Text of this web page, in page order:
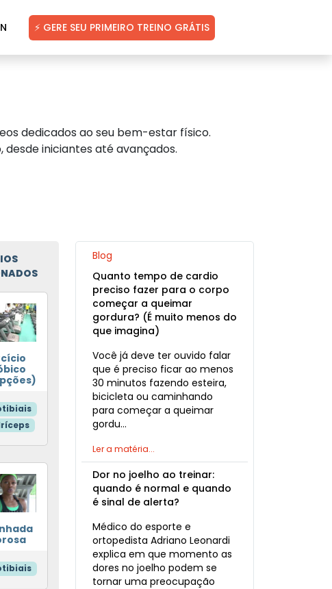
⚡ GERE SEU PRIMEIRO TREINO GRÁTIS
dedicados ao seu bem-estar físico.
iniciantes até avançados.
Blog
Quanto tempo de cardio
preciso fazer para o corpo
começar a queimar
gordura? (É muito menos do
que imagina)
Você já deve ter ouvido falar
que é preciso ficar ao menos
30 minutos fazendo esteira,
bicicleta ou caminhando
para começar a queimar
gordu…
Ler a matéria...
Dor no joelho ao treinar:
quando é normal e quando
é sinal de alerta?
Médico do esporte e
ortopedista Adriano Leonardi
explica em que momento as
dores no joelho podem se
tornar uma preocupação